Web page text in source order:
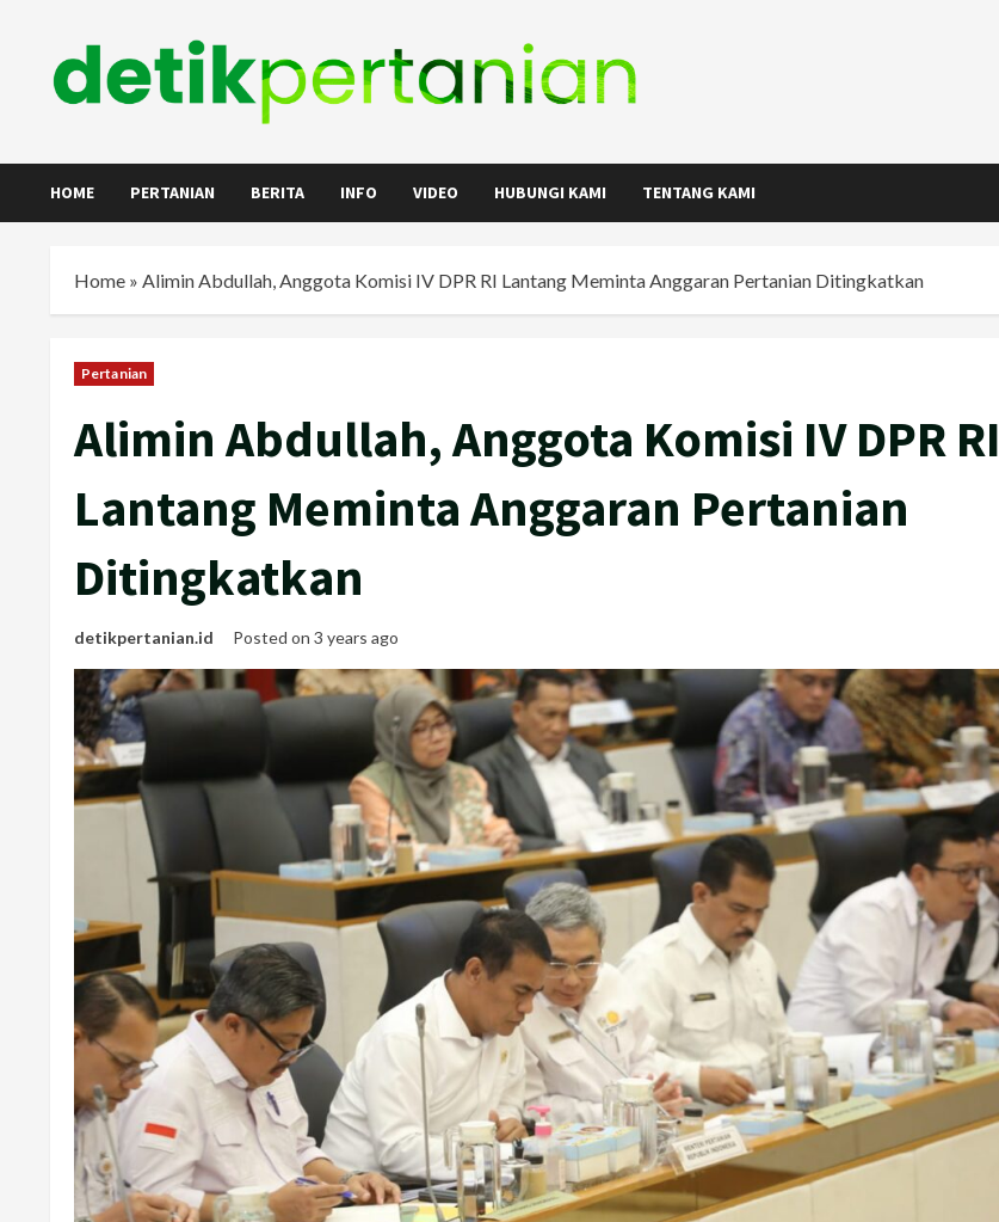
content
HOME PERTANIAN BERITA INFO VIDEO HUBUNGI KAMI TENTANG KAMI
Home » Alimin Abdullah, Anggota Komisi IV DPR RI Lantang Meminta Anggaran Pertanian Ditingkatkan
Pertanian
Alimin Abdullah, Anggota Komisi IV DPR RI
Lantang Meminta Anggaran Pertanian
Ditingkatkan
detikpertanian.id Posted on 3 years ago